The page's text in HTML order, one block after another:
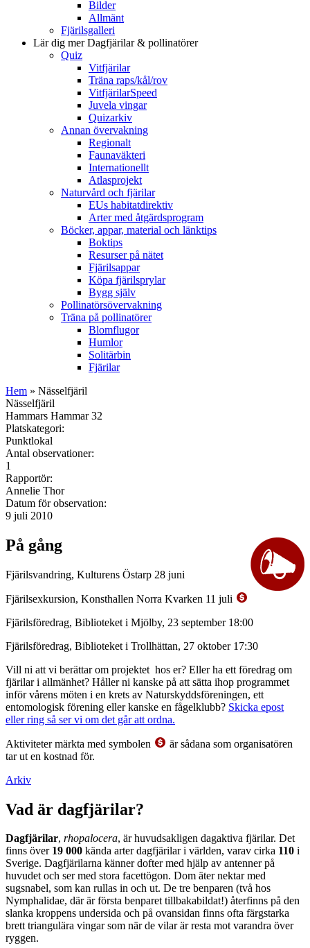
Bilder
Allmänt
Fjärilsgalleri
Lär dig merDagfjärilar & pollinatörer
Quiz
Vitfjärilar
Träna raps/kål/rov
VitfjärilarSpeed
Juvela vingar
Quizarkiv
Annan övervakning
Regionalt
Faunaväkteri
Internationellt
Atlasprojekt
Naturvård och fjärilar
EUs habitatdirektiv
Arter med åtgärdsprogram
Böcker, appar, material och länktips
Boktips
Resurser på nätet
Fjärilsappar
Köpa fjärilsprylar
Bygg själv
Pollinatörsövervakning
Träna på pollinatörer
Blomflugor
Humlor
Solitärbin
Fjärilar
Hem » Nässelfjäril
Nässelfjäril
Hammars Hammar 32
Platskategori:
Punktlokal
Antal observationer:
1
Rapportör:
Annelie Thor
Datum för observation:
9 juli 2010
På gång
Fjärilsvandring, Kulturens Östarp 28 juni
Fjärilsexkursion, Konsthallen Norra Kvarken 11 juli
Fjärilsföredrag, Biblioteket i Mjölby, 23 september 18:00
Fjärilsföredrag, Biblioteket i Trollhättan, 27 oktober 17:30
Vill ni att vi berättar om projektet hos er? Eller ha ett föredrag om
fjärilar i allmänhet? Håller ni kanske på att sätta ihop programmet
inför vårens möten i en krets av Naturskyddsföreningen, ett
entomologisk förening eller kanske en fågelklubb? Skicka epost
eller ring så ser vi om det går att ordna.
Aktiviteter märkta med symbolen
är sådana som organisatören
tar ut en kostnad för.
Arkiv
Vad är dagfjärilar?
Dagfjärilar, rhopalocera, är huvudsakligen dagaktiva fjärilar. Det
finns över 19 000 kända arter dagfjärilar i världen, varav cirka 110 i
Sverige. Dagfjärilarna känner dofter med hjälp av antenner på
huvudet och ser med stora facettögon. Dom äter nektar med
sugsnabel, som kan rullas in och ut. De tre benparen (två hos
Nymphalidae, där är första benparet tillbakabildat!) återfinns på den
slanka kroppens undersida och på ovansidan finns ofta färgstarka
brett triangulära vingar som när de vilar är resta mot varandra över
ryggen.